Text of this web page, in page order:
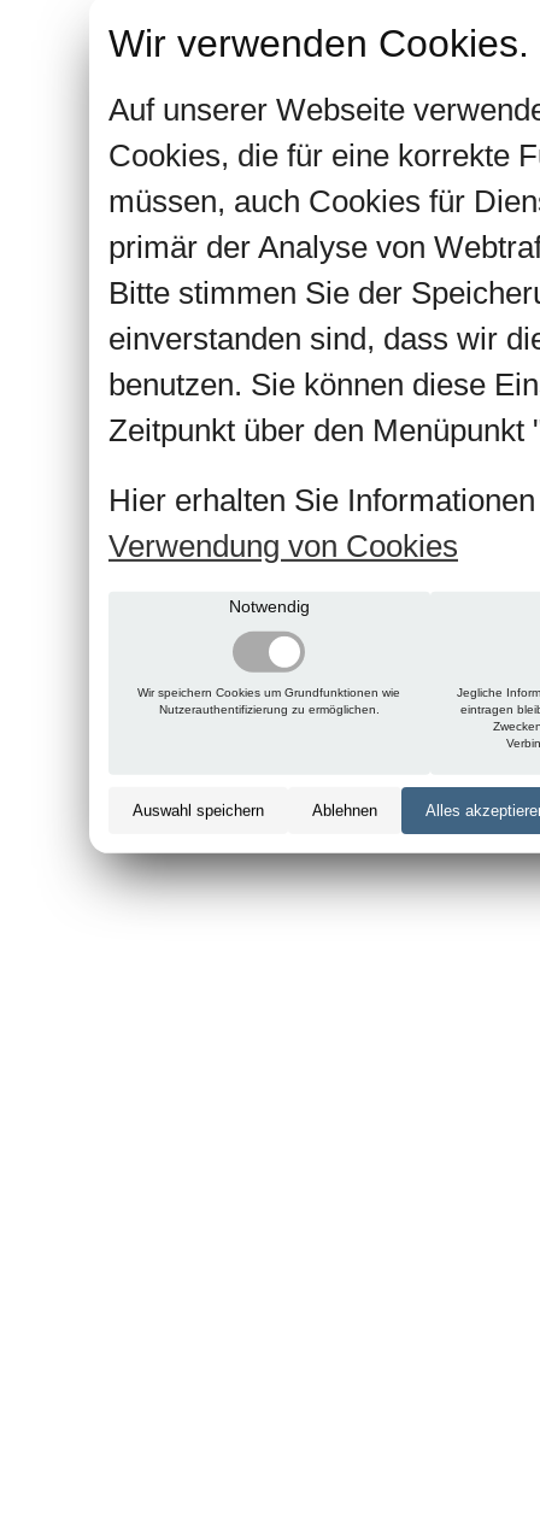
Wir verwenden Cookies.
Auf unserer Webseite
Cookies, die für eine korrekte
müssen, auch Cookies für
primär der Analyse von
Bitte stimmen Sie der
einverstanden sind, dass wir
benutzen. Sie können diese
Zeitpunkt über den Menüpunkt
Hier erhalten Sie
Verwendung von Cookies
Notwendig
Wir speichern Cookies um Grundfunktionen wie
Nutzerauthentifizierung zu ermöglichen.
Jegliche
eintragen
Auswahl speichern Ablehnen Alles